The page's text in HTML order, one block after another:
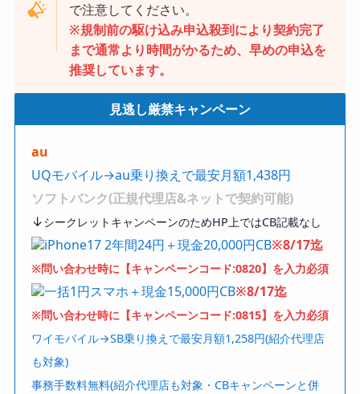
で注意してください。
※規制前の駆け込み申込殺到により契約完了
まで通常より時間がかるため、早めの申込を
推奨しています。
見逃し厳禁キャンペーン
au
UQモバイル→au乗り換えで最安月額1,438円
ソフトバンク(正規代理店&ネットで契約可能)
↓シークレットキャンペーンのためHP上ではCB記載なし
iPhone17 2年間24円＋現金20,000円CB※8/17迄
※問い合わせ時に【キャンペーンコード:0820】を入力必須
一括1円スマホ＋現金15,000円CB※8/17迄
※問い合わせ時に【キャンペーンコード:0815】を入力必須
ワイモバイル→SB乗り換えで最安月額1,258円(紹介代理店
も対象)
事務手数料無料(紹介代理店も対象・CBキャンペーンと併